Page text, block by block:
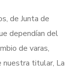
de Junta de
dependían del
de varas,
nuestra titular, La